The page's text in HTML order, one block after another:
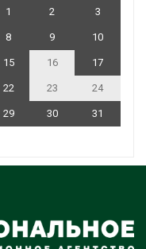
1 2 3
8 9 10
15 16 17
22 23 24
29 30
31